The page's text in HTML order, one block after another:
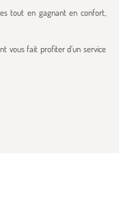
tout en gagnant en confort,
vous fait profiter d’un service